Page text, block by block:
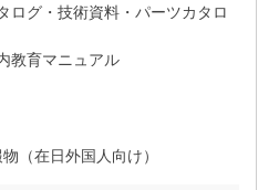
ログ・技術資料・パーツカタロ
教育マニュアル
（在日外国人向け）